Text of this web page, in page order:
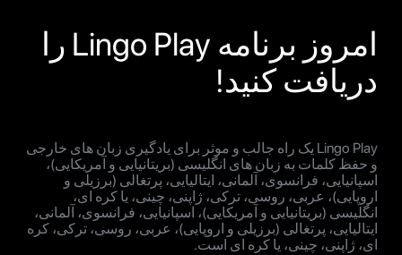
امروز برنامه Lingo Play را
دریافت کنید!
Lingo Play یک راه جالب و موثر برای یادگیری زبان های خارجی
و حفظ کلمات به زبان های انگلیسی (بریتانیایی و آمریکایی)،
اسپانیایی، فرانسوی، آلمانی، ایتالیایی، پرتغالی (برزیلی و
اروپایی)، عربی، روسی، ترکی، ژاپنی، چینی، یا کره ای،
انگلیسی (بریتانیایی و آمریکایی)، اسپانیایی، فرانسوی، آلمانی،
ایتالیایی، پرتغالی (برزیلی و اروپایی)، عربی، روسی، ترکی، کره
ای، ژاپنی، چینی، یا کره ای است.